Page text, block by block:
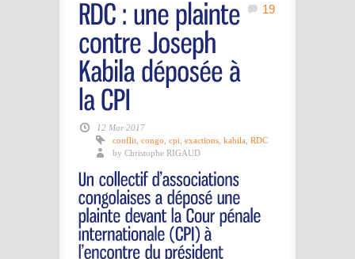
19
12 Mar 2017
conflit congo cpi exactions kabila RDC
by Christophe RIGAUD